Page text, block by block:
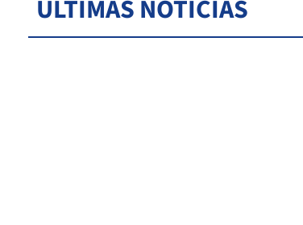
ÚLTIMAS NOTICIAS